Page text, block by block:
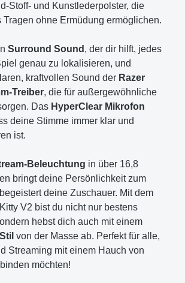
Stoff- und Kunstlederpolster, die
ohne Ermüdung ermöglichen.
Surround Sound , der dir hilft, jedes
genau zu lokalisieren, und
kraftvollen Sound der Razer
Treiber, die für außergewöhnliche
Das HyperClear Mikrofon
deine Stimme immer klar und
ist.
Beleuchtung in über 16,8
bringt deine Persönlichkeit zum
deine Zuschauer. Mit dem
V2 bist du nicht nur bestens
hebst dich auch mit einem
von der Masse ab. Perfekt für alle,
Streaming mit einem Hauch von
möchten!